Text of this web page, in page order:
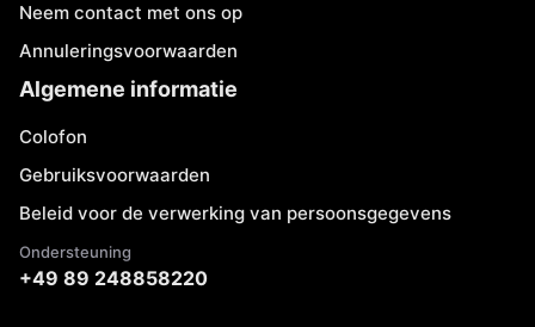
Neem contact met ons op
Annuleringsvoorwaarden
Algemene informatie
Colofon
Gebruiksvoorwaarden
Beleid voor de verwerking van persoonsgegevens
Ondersteuning
+49 89 248858220